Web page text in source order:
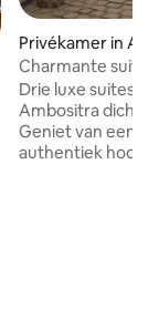
Privékamer in
Charmante suite
Drie luxe suites in
Ambositra dicht
Geniet van een
authentiek